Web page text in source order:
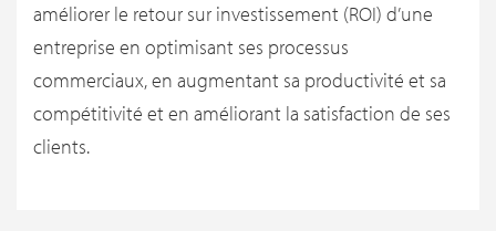
améliorer le retour sur investissement (ROI) d’une
entreprise en optimisant ses processus
commerciaux, en augmentant sa productivité et sa
compétitivité et en améliorant la satisfaction de ses
clients.